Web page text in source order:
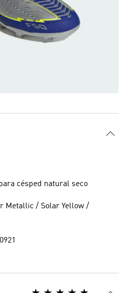
césped natural seco
Metallic / Solar Yellow /